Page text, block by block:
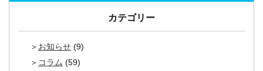
カテゴリー
お知らせ (9)
コラム (59)